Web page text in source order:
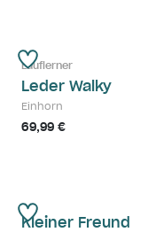
Lauflerner
Leder Walky
Einhorn
69,99 €
Kleiner Freund